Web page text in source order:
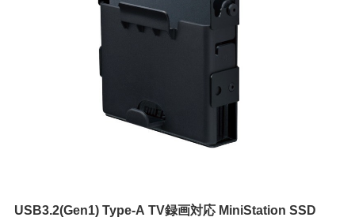
USB3.2(Gen1) Type-A TV録画対応 MiniStation SSD